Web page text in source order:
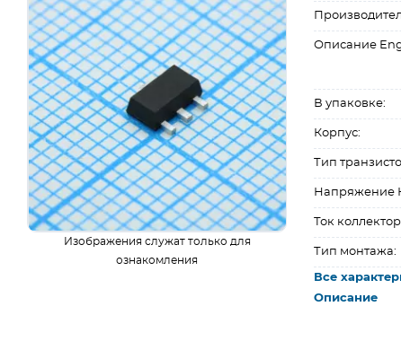
Изображения служат только для
ознакомления
Описание
В упаковке:
Корпус:
Тип
Напряжение
Ток
Тип монтажа:
Все
Описание